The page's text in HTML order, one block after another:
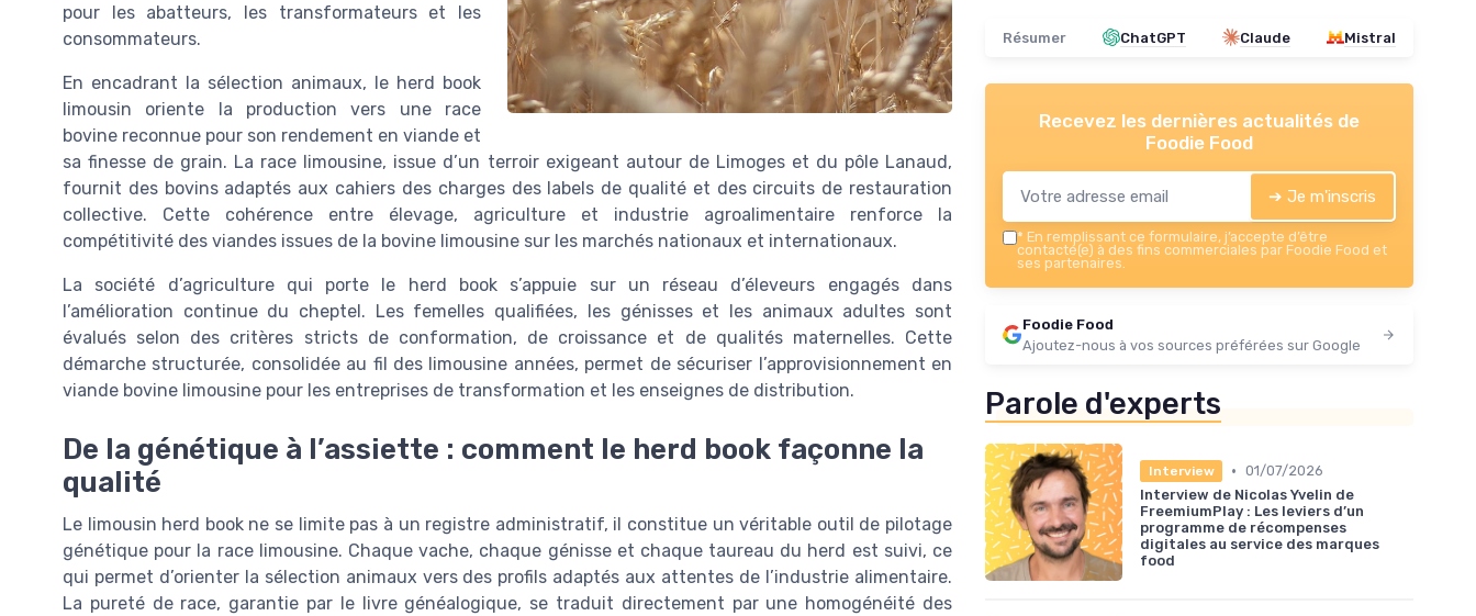
pour les abatteurs, les transformateurs et les
consommateurs.
En encadrant la sélection animaux, le herd book
limousin oriente la production vers une race
bovine reconnue pour son rendement en viande et
sa finesse de grain. La race limousine, issue d’un terroir exigeant autour de Limoges et du pôle Lanaud,
fournit des bovins adaptés aux cahiers des charges des labels de qualité et des circuits de restauration
collective. Cette cohérence entre élevage, agriculture et industrie agroalimentaire renforce la
compétitivité des viandes issues de la bovine limousine sur les marchés nationaux et internationaux.
La société d’agriculture qui porte le herd book s’appuie sur un réseau d’éleveurs engagés dans
l’amélioration continue du cheptel. Les femelles qualifiées, les génisses et les animaux adultes sont
évalués selon des critères stricts de conformation, de croissance et de qualités maternelles. Cette
démarche structurée, consolidée au fil des limousine années, permet de sécuriser l’approvisionnement en
viande bovine limousine pour les entreprises de transformation et les enseignes de distribution.
De la génétique à l’assiette : comment le herd book façonne la
qualité
Le limousin herd book ne se limite pas à un registre administratif, il constitue un véritable outil de pilotage
génétique pour la race limousine. Chaque vache, chaque génisse et chaque taureau du herd est suivi, ce
qui permet d’orienter la sélection animaux vers des profils adaptés aux attentes de l’industrie alimentaire.
La pureté de race, garantie par le livre généalogique, se traduit directement par une homogénéité des
Résumer ChatGPT Claude Mistral
Recevez les dernières actualités de
Foodie Food
➔ Je m'inscris
* En remplissant ce formulaire, j’accepte d’être
contacté(e) à des fins commerciales par Foodie Food et
ses partenaires.
Foodie Food
Ajoutez-nous à vos sources préférées sur Google
Parole d'experts
Interview • 01/07/2026
Interview de Nicolas Yvelin de
FreemiumPlay : Les leviers d’un
programme de récompenses
digitales au service des marques
food